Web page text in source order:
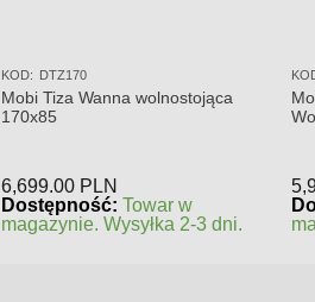
KOD: DTZ170
Mobi Tiza Wanna wolnostojąca
170x85
6,699.00 PLN
Dostępność: Towar w
magazynie. Wysyłka 2-3 dni.